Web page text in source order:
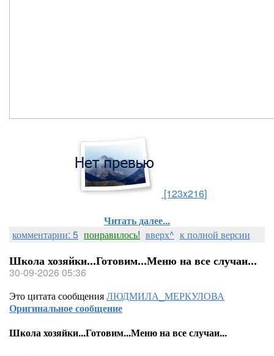
[123x216]
Читать далее...
комментарии: 5 понравилось! вверх^ к полной версии
Школа хозяйки...Готовим...Меню на все случаи...
30-09-2026 05:36
Это цитата сообщенияЛЮДМИЛА_МЕРКУЛОВА
Оригинальное сообщение
Школа хозяйки...Готовим...Меню на все случаи...